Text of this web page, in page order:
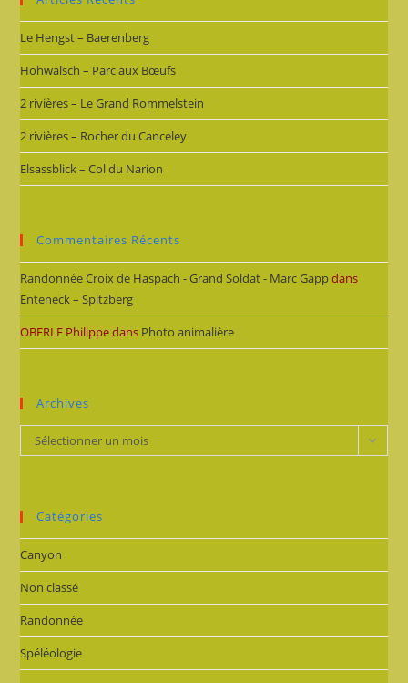
Le Hengst – Baerenberg
Hohwalsch – Parc aux Bœufs
2 rivières – Le Grand Rommelstein
2 rivières – Rocher du Canceley
Elsassblick – Col du Narion
Commentaires Récents
Randonnée Croix de Haspach - Grand Soldat - Marc Gappdans
Enteneck – Spitzberg
OBERLE Philippedans Photo animalière
Archives
Archives
Sélectionner un mois
Catégories
Canyon
Non classé
Randonnée
Spéléologie